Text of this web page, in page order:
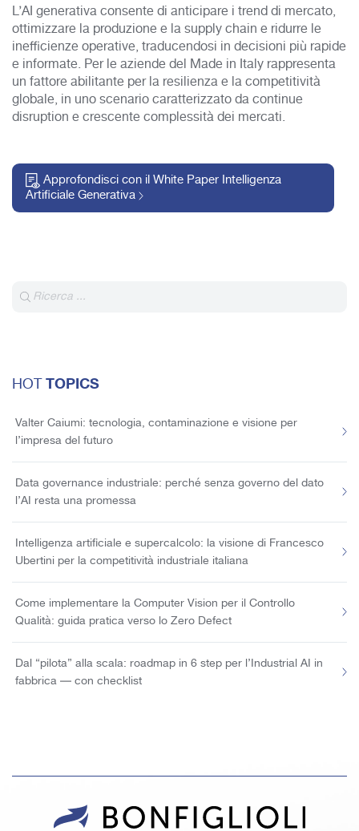
L’AI generativa consente di anticipare i trend di mercato,
ottimizzare la produzione e la supply chain e ridurre le
inefficienze operative, traducendosi in decisioni più rapide
e informate. Per le aziende del Made in Italy rappresenta
un fattore abilitante per la resilienza e la competitività
globale, in uno scenario caratterizzato da continue
disruption e crescente complessità dei mercati.
Approfondisci con il White Paper Intelligenza
Artificiale Generativa
HOTTOPICS
Valter Caiumi: tecnologia, contaminazione e visione per
l’impresa del futuro
Data governance industriale: perché senza governo del dato
l’AI resta una promessa
Intelligenza artificiale e supercalcolo: la visione di Francesco
Ubertini per la competitività industriale italiana
Come implementare la Computer Vision per il Controllo
Qualità: guida pratica verso lo Zero Defect
Dal “pilota” alla scala: roadmap in 6 step per l’Industrial AI in
fabbrica — con checklist